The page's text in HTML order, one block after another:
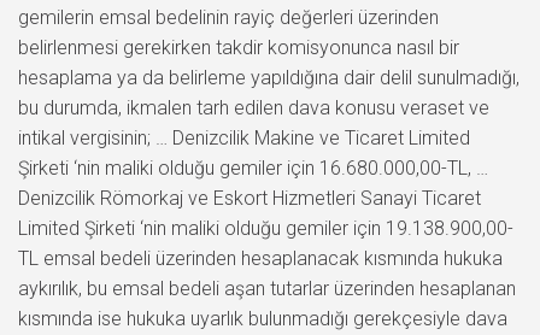
gemilerin emsal bedelinin rayiç değerleri üzerinden
belirlenmesi gerekirken takdir komisyonunca nasıl bir
hesaplama ya da belirleme yapıldığına dair delil sunulmadığı,
bu durumda, ikmalen tarh edilen dava konusu veraset ve
intikal vergisinin; … Denizcilik Makine ve Ticaret Limited
Şirketi ‘nin maliki olduğu gemiler için 16.680.000,00-TL, …
Denizcilik Römorkaj ve Eskort Hizmetleri Sanayi Ticaret
Limited Şirketi ‘nin maliki olduğu gemiler için 19.138.900,00-
TL emsal bedeli üzerinden hesaplanacak kısmında hukuka
aykırılık, bu emsal bedeli aşan tutarlar üzerinden hesaplanan
kısmında ise hukuka uyarlık bulunmadığı gerekçesiyle dava